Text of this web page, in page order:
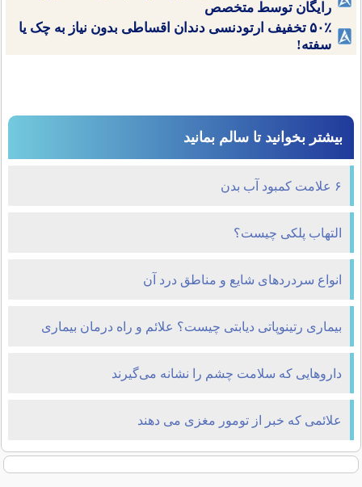
رایگان توسط متخصص
۵۰٪ تخفیف ارتودنسی دندان اقساطی بدون نیاز به چک یا
سفته!
بیشتر بخوانید تا سالم بمانید
۶ علامت کمبود آب بدن
التهاب پلکی چیست؟
انواع سردردهای شایع و مناطق درد آن
بیماری رتینوپاتی دیابتی چیست؟ علائم و راه درمان بیماری
داروهایی که سلامت چشم را نشانه می‌گیرند
علائمی که خبر از تومور مغزی می دهند